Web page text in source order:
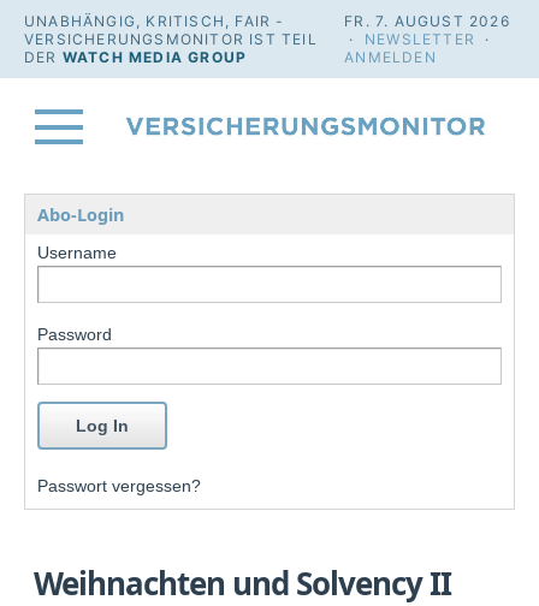
UNABHÄNGIG, KRITISCH, FAIR -
VERSICHERUNGSMONITOR IST TEIL
DER WATCH MEDIA GROUP
FR. 7. AUGUST 2026
· NEWSLETTER
·
ANMELDEN
Abo-Login
Username
Password
Passwort vergessen?
Weihnachten und Solvency II